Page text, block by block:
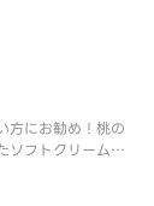
方にお勧め！桃の
ソフトクリームで